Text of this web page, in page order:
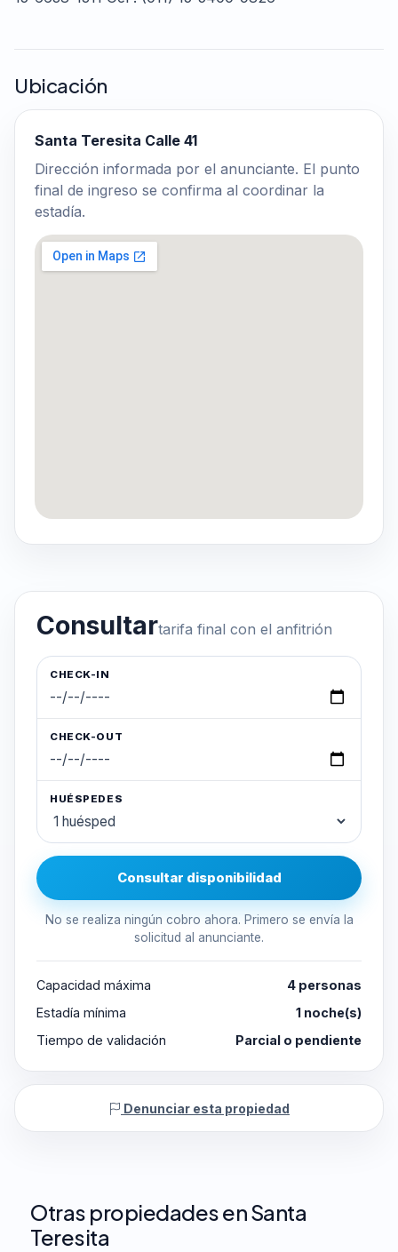
Ubicación
Santa Teresita Calle 41
Dirección informada por el anunciante. El punto
final de ingreso se confirma al coordinar la
estadía.
Consultartarifa final con el anfitrión
CHECK-IN
CHECK-OUT
HUÉSPEDES
Consultar disponibilidad
No se realiza ningún cobro ahora. Primero se envía la
solicitud al anunciante.
Capacidad máxima
4 personas
Estadía mínima
1 noche(s)
Tiempo de validación
Parcial o pendiente
Denunciar esta propiedad
Otras propiedades en Santa
Teresita